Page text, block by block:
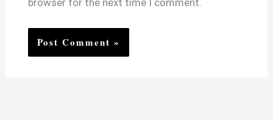
browser for the next time I comment.